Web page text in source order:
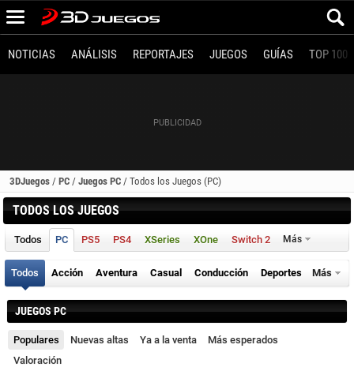
NOTICIAS ANÁLISIS REPORTAJES JUEGOS GUÍAS TOP 100
3DJuegos / PC / Juegos PC / Todos los Juegos (PC)
TODOS LOS JUEGOS
Todos PC PS5 PS4 XSeries XOne Switch 2 Más
Todos Acción Aventura Casual Conducción Deportes Más
JUEGOS PC
Populares Nuevas altas Ya a la venta
Más esperados
Valoración